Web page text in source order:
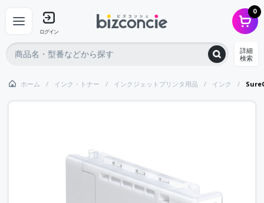
ログイン
0
詳細
検索
ホーム インク・トナー インクジェットプリンタ用品 インク